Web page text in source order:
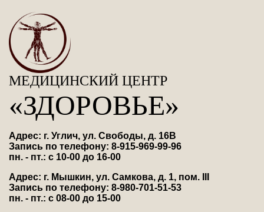
МЕДИЦИНСКИЙ ЦЕНТР
«ЗДОРОВЬЕ»
Адрес: г. Углич, ул. Свободы, д. 16В
Запись по телефону: 8-915-969-99-96
пн. - пт.: с 10-00 до 16-00
Адрес: г. Мышкин, ул. Самкова, д. 1, пом. III
Запись по телефону: 8-980-701-51-53
пн. - пт.: с 08-00 до 15-00